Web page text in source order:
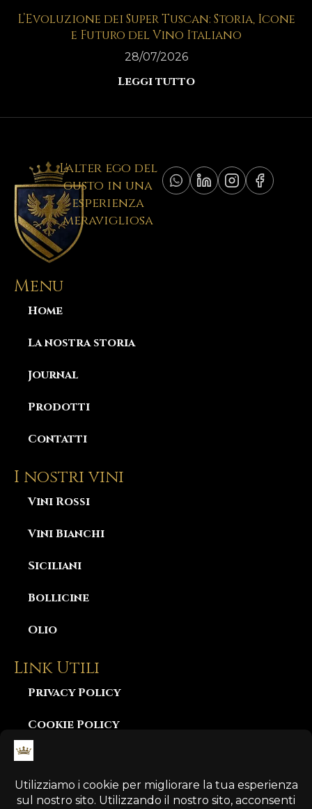
L’Evoluzione dei Super Tuscan: Storia, Icone
e Futuro del Vino Italiano
28/07/2026
Leggi tutto
L'alter ego del
gusto in una
esperienza
meravigliosa
Menu
Home
La nostra storia
Journal
Prodotti
Contatti
I nostri vini
Vini Rossi
Vini Bianchi
Siciliani
Bollicine
Olio
Link Utili
Privacy Policy
Cookie Policy
Consegna e Garanzia
Diritto di Recesso